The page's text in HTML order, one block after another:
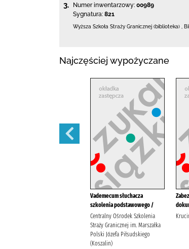
3. Numer inwentarzowy: 00989
Sygnatura: 821
Wyższa Szkoła Straży Granicznej (biblioteka) ,
Najczęściej wypożyczane
Vademecum słuchacza
szkolenia podstawowego /
Centralny Ośrodek Szkolenia
Straży Granicznej im. Marszałka
Polski Józefa Piłsudskiego
(Koszalin)